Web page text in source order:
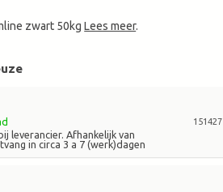
zwart 50kgLees meer.
leverancier. Afhankelijk van
in circa 3 a 7 (werk)dagen
151427